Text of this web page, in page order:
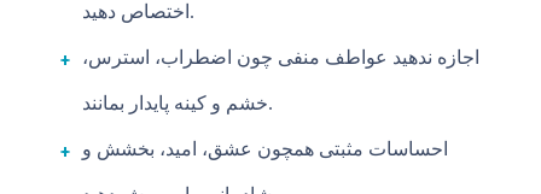
اختصاص دهید.
اجازه ندهید عواطف منفی چون اضطراب، استرس،
خشم و کینه پایدار بمانند.
احساسات مثبتی همچون عشق، امید، بخشش و